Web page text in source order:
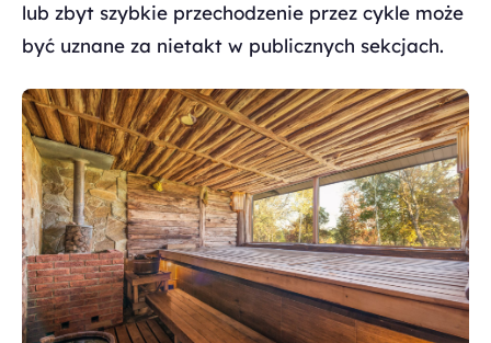
lub zbyt szybkie przechodzenie przez cykle może
być uznane za nietakt w publicznych sekcjach.